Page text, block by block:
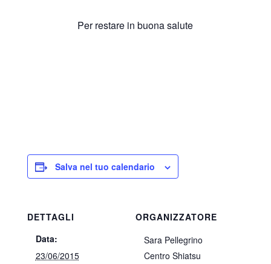
Per restare in buona salute
Salva nel tuo calendario
DETTAGLI
Data:
23/06/2015
ORGANIZZATORE
Sara Pellegrino
Centro Shiatsu